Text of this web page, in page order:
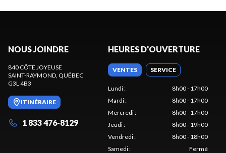
NOUS JOINDRE
840 CÔTE JOYEUSE
SAINT-RAYMOND, QUÉBEC
G3L 4B3
ITINÉRAIRE
1 833 476-8129
HEURES D'OUVERTURE
VENTES SERVICE
Lundi:
8h00 - 17h00
Mardi:
8h00 - 17h00
Mercredi:
8h00 - 17h00
Jeudi:
8h00 - 19h00
Vendredi:
8h00 - 18h00
Samedi:
Fermé